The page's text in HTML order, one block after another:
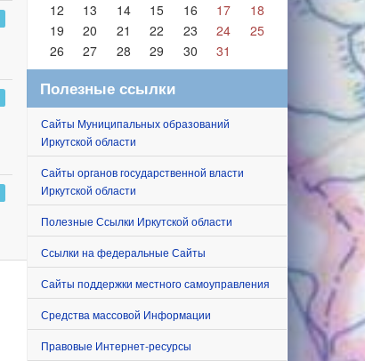
12
13 14 15 16 17
18
19
20 21 22 23 24
25
26
27 28 29 30 31
Полезные ссылки
Сайты Муниципальных образований
Иркутской области
Сайты органов государственной власти
Иркутской области
Полезные Ссылки Иркутской области
Ссылки на федеральные Сайты
Сайты поддержки местного самоуправления
Средства массовой Информации
Правовые Интернет-ресурсы